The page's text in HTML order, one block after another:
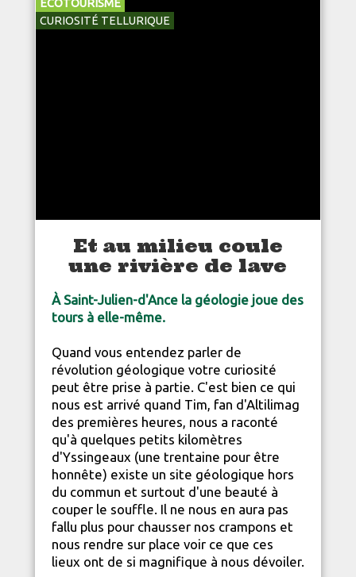
ÉCOTOURISME
CURIOSITÉ TELLURIQUE
Et au milieu coule
une rivière de lave
À Saint-Julien-d'Ance la géologie joue des
tours à elle-même.
Quand vous entendez parler de
révolution géologique votre curiosité
peut être prise à partie. C'est bien ce qui
nous est arrivé quand Tim, fan d'Altilimag
des premières heures, nous a raconté
qu'à quelques petits kilomètres
d'Yssingeaux (une trentaine pour être
honnête) existe un site géologique hors
du commun et surtout d'une beauté à
couper le souffle. Il ne nous en aura pas
fallu plus pour chausser nos crampons et
nous rendre sur place voir ce que ces
lieux ont de si magnifique à nous dévoiler.